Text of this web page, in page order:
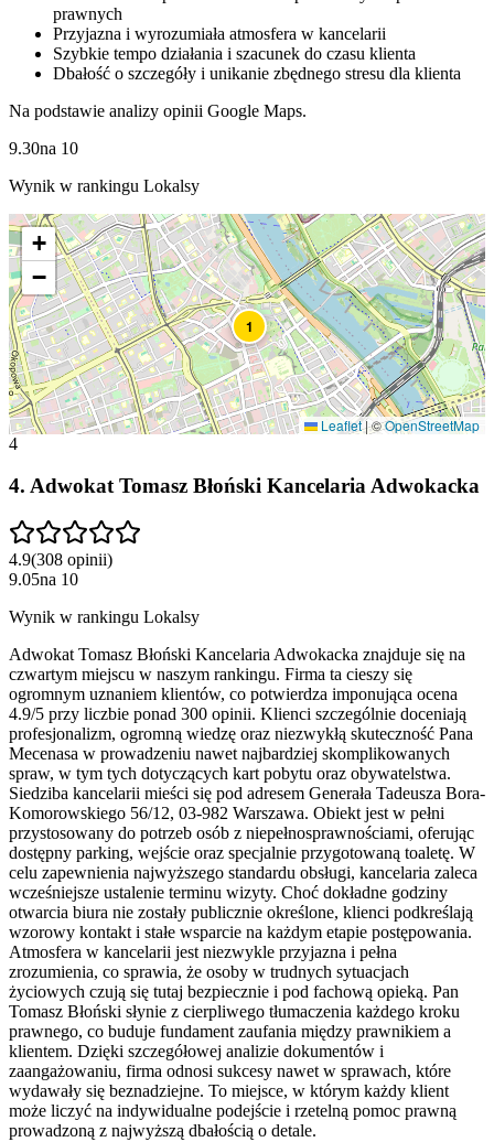
prawnych
Przyjazna i wyrozumiała atmosfera w kancelarii
Szybkie tempo działania i szacunek do czasu klienta
Dbałość o szczegóły i unikanie zbędnego stresu dla klienta
Na podstawie analizy opinii Google Maps.
9.30na 10
Wynik w rankingu Lokalsy
1
+
−
Leaflet|©OpenStreetMap
4
4. Adwokat Tomasz Błoński Kancelaria Adwokacka
4.9(308 opinii)
9.05na 10
Wynik w rankingu Lokalsy
Adwokat Tomasz Błoński Kancelaria Adwokacka znajduje się na
czwartym miejscu w naszym rankingu. Firma ta cieszy się
ogromnym uznaniem klientów, co potwierdza imponująca ocena
4.9/5 przy liczbie ponad 300 opinii. Klienci szczególnie doceniają
profesjonalizm, ogromną wiedzę oraz niezwykłą skuteczność Pana
Mecenasa w prowadzeniu nawet najbardziej skomplikowanych
spraw, w tym tych dotyczących kart pobytu oraz obywatelstwa.
Siedziba kancelarii mieści się pod adresem Generała Tadeusza Bora-
Komorowskiego 56/12, 03-982 Warszawa. Obiekt jest w pełni
przystosowany do potrzeb osób z niepełnosprawnościami, oferując
dostępny parking, wejście oraz specjalnie przygotowaną toaletę. W
celu zapewnienia najwyższego standardu obsługi, kancelaria zaleca
wcześniejsze ustalenie terminu wizyty. Choć dokładne godziny
otwarcia biura nie zostały publicznie określone, klienci podkreślają
wzorowy kontakt i stałe wsparcie na każdym etapie postępowania.
Atmosfera w kancelarii jest niezwykle przyjazna i pełna
zrozumienia, co sprawia, że osoby w trudnych sytuacjach
życiowych czują się tutaj bezpiecznie i pod fachową opieką. Pan
Tomasz Błoński słynie z cierpliwego tłumaczenia każdego kroku
prawnego, co buduje fundament zaufania między prawnikiem a
klientem. Dzięki szczegółowej analizie dokumentów i
zaangażowaniu, firma odnosi sukcesy nawet w sprawach, które
wydawały się beznadziejne. To miejsce, w którym każdy klient
może liczyć na indywidualne podejście i rzetelną pomoc prawną
prowadzoną z najwyższą dbałością o detale.